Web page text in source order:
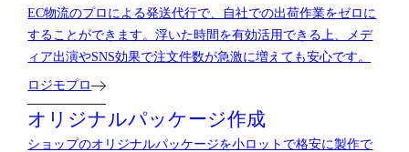
EC物流のプロによる発送代行で、自社での出荷作業をゼロに
することができます。浮いた時間を有効活用できる上、メデ
ィア出演やSNS効果で注文件数が急激に増えても安心です。
ロジモプロ
オリジナルパッケージ作成
ショップのオリジナルパッケージを小ロットで格安に製作で